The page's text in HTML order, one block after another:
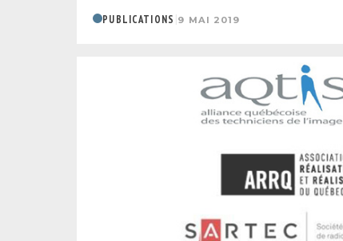
PUBLICATIONS 9 MAI 2019